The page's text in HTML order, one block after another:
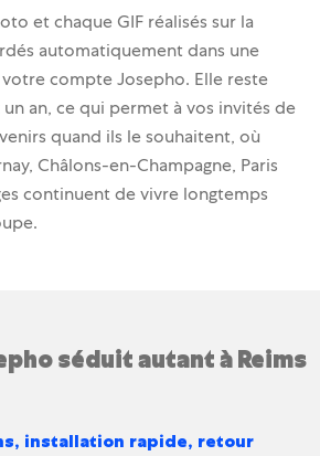
et chaque GIF réalisés sur la
automatiquement dans une
compte Josepho. Elle reste
an, ce qui permet à vos invités de
quand ils le souhaitent, où
Châlons-en-Champagne, Paris
continuent de vivre longtemps
séduit autant à Reims
installation rapide, retour